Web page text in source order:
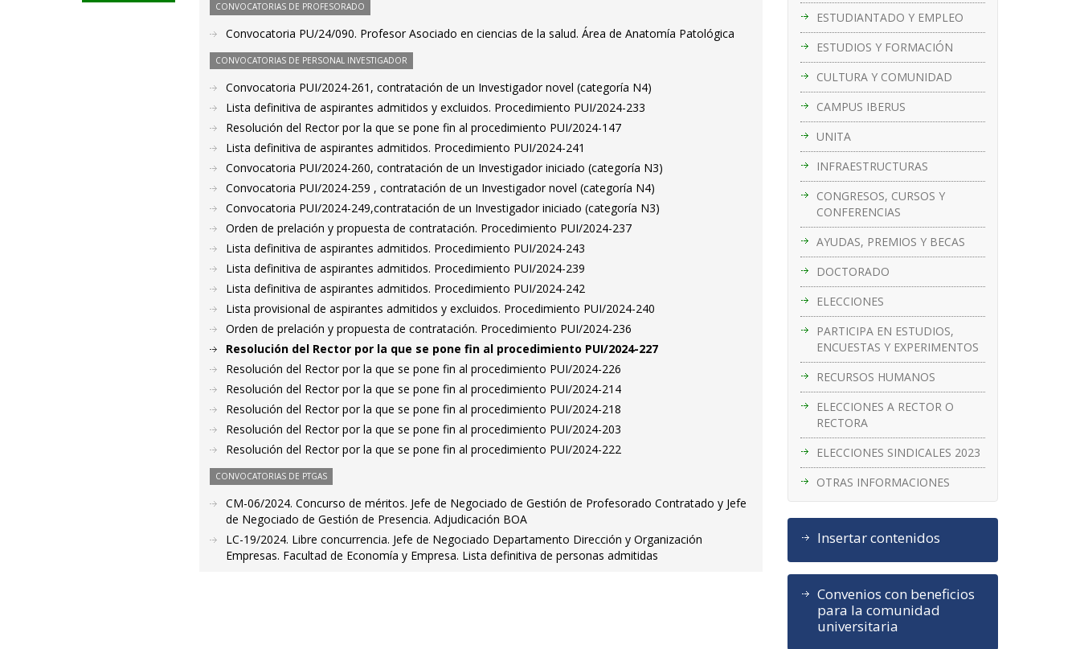
ESTUDIANTADO Y EMPLEO
ESTUDIOS Y FORMACIÓN
CULTURA Y COMUNIDAD
CAMPUS IBERUS
UNITA
INFRAESTRUCTURAS
CONGRESOS, CURSOS Y
CONFERENCIAS
AYUDAS, PREMIOS Y BECAS
DOCTORADO
ELECCIONES
PARTICIPA EN ESTUDIOS,
ENCUESTAS Y EXPERIMENTOS
RECURSOS HUMANOS
ELECCIONES A RECTOR O
RECTORA
ELECCIONES SINDICALES 2023
OTRAS INFORMACIONES
Insertar contenidos
Convenios con beneficios
para la comunidad
universitaria
CONVOCATORIAS DE PROFESORADO
Convocatoria PU/24/090. Profesor Asociado en ciencias de la salud. Área de Anatomía Patológica
CONVOCATORIAS DE PERSONAL INVESTIGADOR
Convocatoria PUI/2024-261, contratación de un Investigador novel (categoría N4)
Lista definitiva de aspirantes admitidos y excluidos. Procedimiento PUI/2024-233
Resolución del Rector por la que se pone fin al procedimiento PUI/2024-147
Lista definitiva de aspirantes admitidos. Procedimiento PUI/2024-241
Convocatoria PUI/2024-260, contratación de un Investigador iniciado (categoría N3)
Convocatoria PUI/2024-259 , contratación de un Investigador novel (categoría N4)
Convocatoria PUI/2024-249,contratación de un Investigador iniciado (categoría N3)
Orden de prelación y propuesta de contratación. Procedimiento PUI/2024-237
Lista definitiva de aspirantes admitidos. Procedimiento PUI/2024-243
Lista definitiva de aspirantes admitidos. Procedimiento PUI/2024-239
Lista definitiva de aspirantes admitidos. Procedimiento PUI/2024-242
Lista provisional de aspirantes admitidos y excluidos. Procedimiento PUI/2024-240
Orden de prelación y propuesta de contratación. Procedimiento PUI/2024-236
Resolución del Rector por la que se pone fin al procedimiento PUI/2024-227
Resolución del Rector por la que se pone fin al procedimiento PUI/2024-226
Resolución del Rector por la que se pone fin al procedimiento PUI/2024-214
Resolución del Rector por la que se pone fin al procedimiento PUI/2024-218
Resolución del Rector por la que se pone fin al procedimiento PUI/2024-203
Resolución del Rector por la que se pone fin al procedimiento PUI/2024-222
CONVOCATORIAS DE PTGAS
CM-06/2024. Concurso de méritos. Jefe de Negociado de Gestión de Profesorado Contratado y Jefe
de Negociado de Gestión de Presencia. Adjudicación BOA
LC-19/2024. Libre concurrencia. Jefe de Negociado Departamento Dirección y Organización
Empresas. Facultad de Economía y Empresa. Lista definitiva de personas admitidas